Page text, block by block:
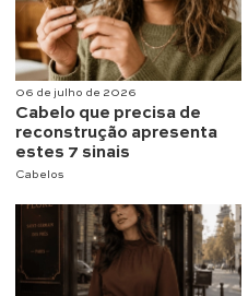
06 de julho de 2026
Cabelo que precisa de
reconstrução apresenta
estes 7 sinais
Cabelos